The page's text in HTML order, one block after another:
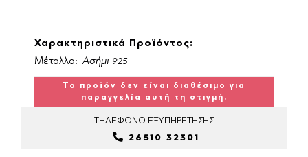
Χαρακτηριστικά Προϊόντος:
Μέταλλο: Ασήμι 925
Το προϊόν δεν είναι διαθέσιμο για
παραγγελία αυτή τη στιγμή.
ΤΗΛΕΦΩΝΟ ΕΞΥΠΗΡΕΤΗΣΗΣ
26510 32301